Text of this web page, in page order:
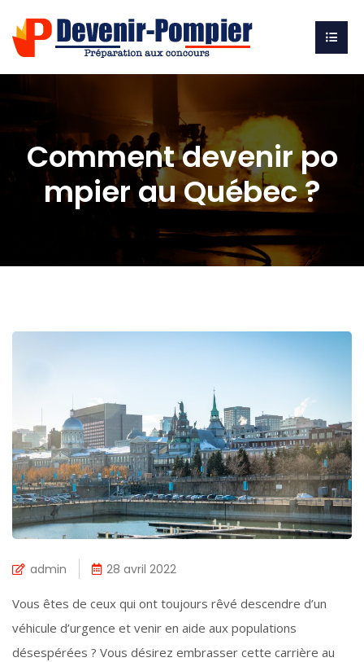
Comment devenir po
mpier au Québec ?
admin 28 avril 2022
Vous êtes de ceux qui ont toujours rêvé descendre d’un
véhicule d’urgence et venir en aide aux populations
désespérées ? Vous désirez embrasser cette carrière au